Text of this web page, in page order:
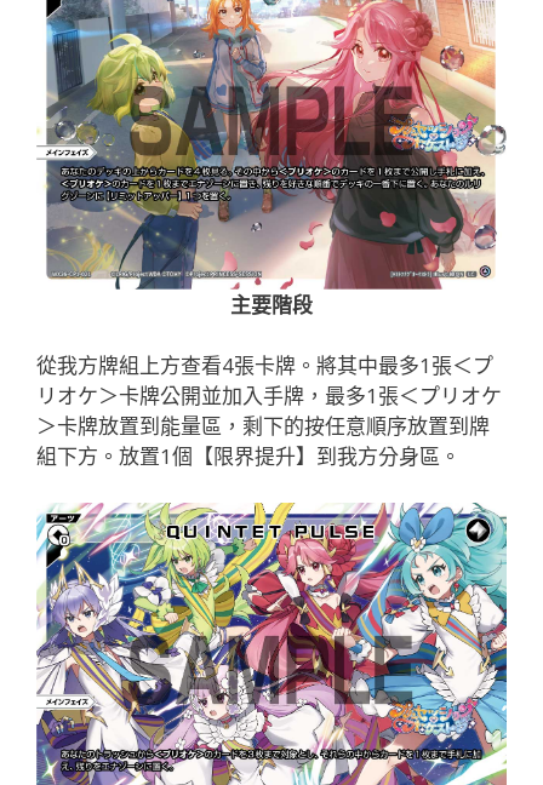
主要階段
從我方牌組上方查看4張卡牌。將其中最多1張＜プ
リオケ＞卡牌公開並加入手牌，最多1張＜プリオケ
＞卡牌放置到能量區，剩下的按任意順序放置到牌
組下方。放置1個【限界提升】到我方分身區。